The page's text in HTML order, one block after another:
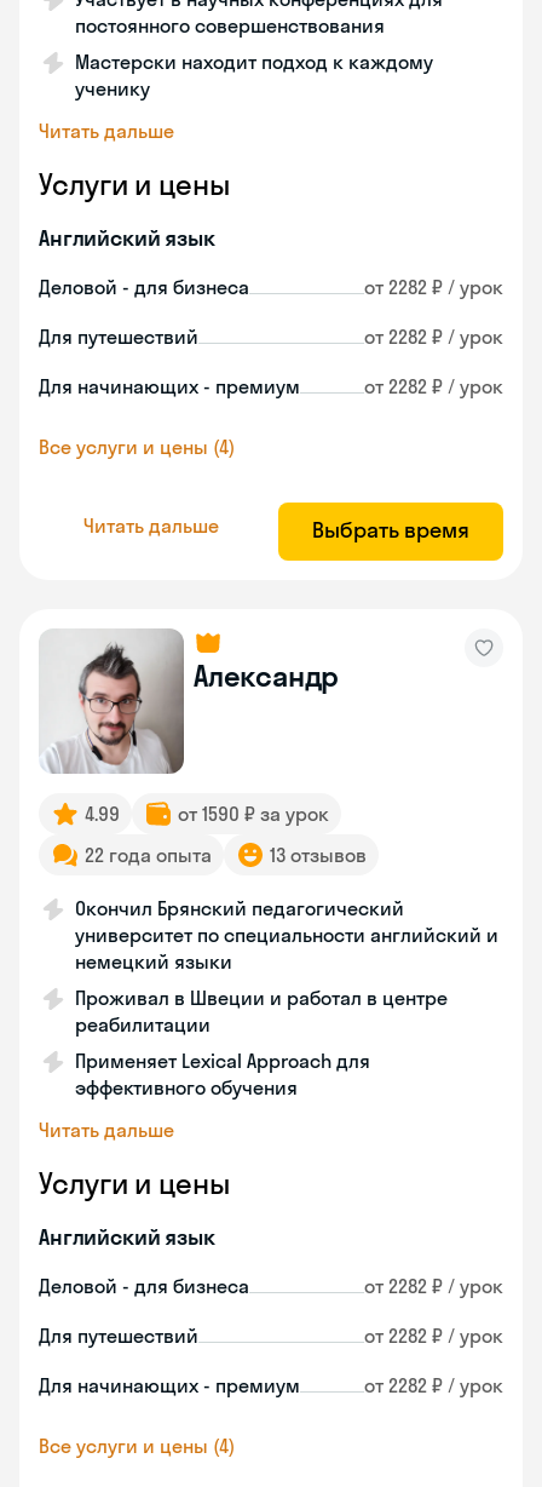
постоянного совершенствования
Мастерски находит подход к каждому
ученику
Читать дальше
Услуги и цены
Английский язык
Деловой - для бизнеса от 2282 ₽ / урок
Для путешествий от 2282 ₽ / урок
Для начинающих - премиум от 2282 ₽ / урок
Все услуги и цены (4)
Читать дальше Выбрать время
Александр
4.99
от 1590 ₽ за урок
22 года опыта
13 отзывов
Окончил Брянский педагогический
университет по специальности английский и
немецкий языки
Проживал в Швеции и работал в центре
реабилитации
Применяет Lexical Approach для
эффективного обучения
Читать дальше
Услуги и цены
Английский язык
Деловой - для бизнеса от 2282 ₽ / урок
Для путешествий от 2282 ₽ / урок
Для начинающих - премиум от 2282 ₽ / урок
Все услуги и цены (4)